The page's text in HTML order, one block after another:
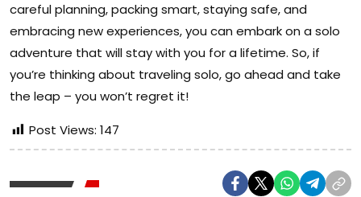
careful planning, packing smart, staying safe, and
embracing new experiences, you can embark on a solo
adventure that will stay with you for a lifetime. So, if
you’re thinking about traveling solo, go ahead and take
the leap – you won’t regret it!
Post Views: 147